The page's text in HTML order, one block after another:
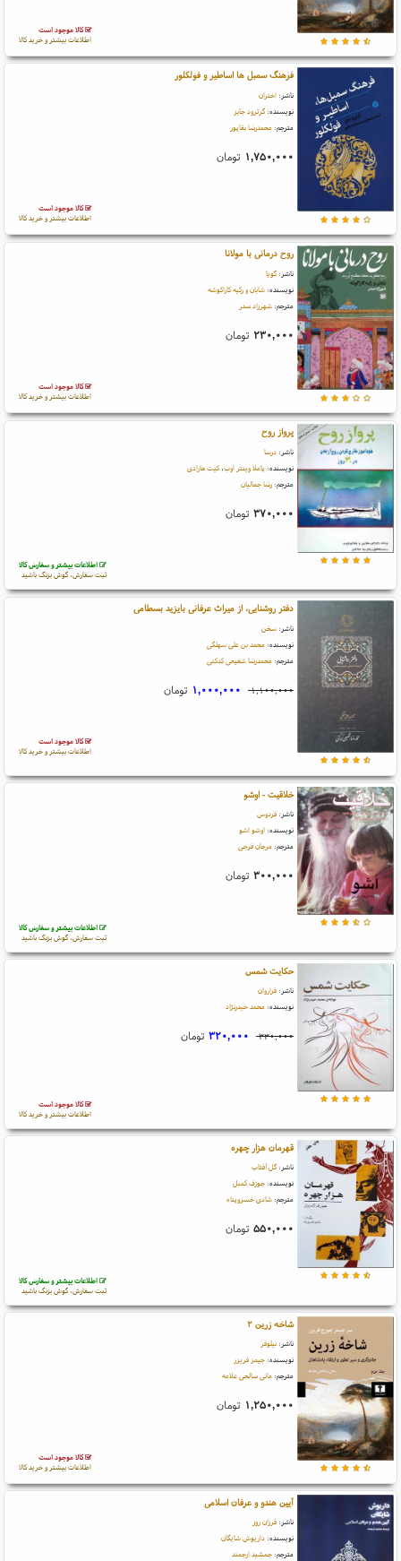
کالا موجود است
اطلاعات بیشتر و خرید کالا
فرهنگ سمبل ها اساطیر و فولکلور
ناشر: اختران
نویسنده: گرترود جابز
مترجم: محمدرضا بقاپور
۱,۷۵۰,۰۰۰ تومان
کالا موجود است
اطلاعات بیشتر و خرید کالا
روح درمانی با مولانا
ناشر: گویا
نویسنده: شابان و رکیه کاراکوشه
مترجم: شهرزاد صدر
۲۳۰,۰۰۰ تومان
کالا موجود است
اطلاعات بیشتر و خرید کالا
پرواز روح
ناشر: درسا
نویسنده: پاملا وینتر اوب، کیت هارادی
مترجم: رضا جمالیان
۳۷۰,۰۰۰ تومان
اطلاعات بیشتر و سفارش کالا
ثبت سفارش، گوش بزنگ باشید
دفتر روشنایی، از میراث عرفانی بایزید بسطامی
ناشر: سخن
نویسنده: محمد بن علی سهلگی
مترجم: محمدرضا شفیعی کدکنی
۱,۱۰۰,۰۰۰ ۱,۰۰۰,۰۰۰ تومان
کالا موجود است
اطلاعات بیشتر و خرید کالا
خلاقیت - اوشو
ناشر: فردوس
نویسنده: اوشو اشو
مترجم: مرجان فرجی
۳۰۰,۰۰۰ تومان
اطلاعات بیشتر و سفارش کالا
ثبت سفارش، گوش بزنگ باشید
حکایت شمس
ناشر: فراروان
نویسنده: محمد حیدرنژاد
۳۳۰,۰۰۰ ۳۲۰,۰۰۰ تومان
کالا موجود است
اطلاعات بیشتر و خرید کالا
قهرمان هزار چهره
ناشر: گل آفتاب
نویسنده: جوزف کمبل
مترجم: شادی خسروپناه
۵۵۰,۰۰۰ تومان
اطلاعات بیشتر و سفارش کالا
ثبت سفارش، گوش بزنگ باشید
شاخه زرین ۲
ناشر: نیلوفر
نویسنده: جیمز فریزر
مترجم: مانی صالحی علامه
۱,۲۵۰,۰۰۰ تومان
کالا موجود است
اطلاعات بیشتر و خرید کالا
آیین هندو و عرفان اسلامی
ناشر: فرزان روز
نویسنده: داریوش شایگان
مترجم: جمشید ارجمند